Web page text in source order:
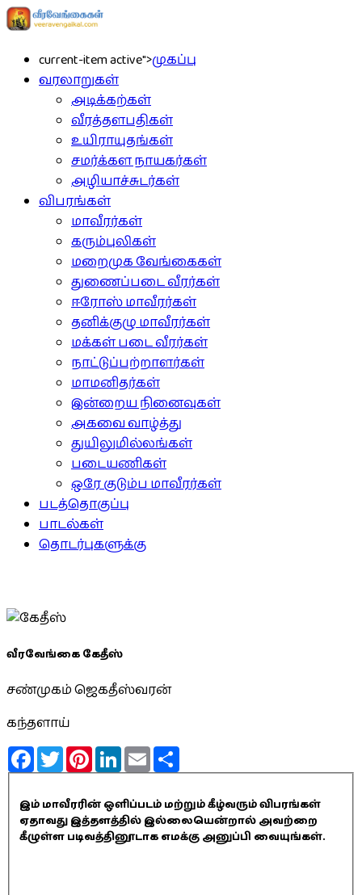
current-item active">முகப்பு
வரலாறுகள்
அடிக்கற்கள்
வீரத்தளபதிகள்
உயிராயுதங்கள்
சமர்க்கள நாயகர்கள்
அழியாச்சுடர்கள்
விபரங்கள்
மாவீரர்கள்
கரும்புலிகள்
மறைமுக வேங்கைகள்
துணைப்படை வீரர்கள்
ஈரோஸ் மாவீரர்கள்
தனிக்குழு மாவீரர்கள்
மக்கள் படை வீரர்கள்
நாட்டுப்பற்றாளர்கள்
மாமனிதர்கள்
இன்றைய நினைவுகள்
அகவை வாழ்த்து
துயிலுமில்லங்கள்
படையணிகள்
ஒரே குடும்ப மாவீரர்கள்
படத்தொகுப்பு
பாடல்கள்
தொடர்புகளுக்கு
வீரவேங்கை கேதீஸ்
சண்முகம் ஜெகதீஸ்வரன்
கந்தளாய்
FacebookTwitterPinterestLinkedInEmail
இம் மாவீரரின் ஒளிப்படம் மற்றும் கீழ்வரும் விபரங்கள்
ஏதாவது இத்தளத்தில் இல்லையென்றால் அவற்றை
கீழுள்ள படிவத்தினூடாக எமக்கு அனுப்பி வையுங்கள்.